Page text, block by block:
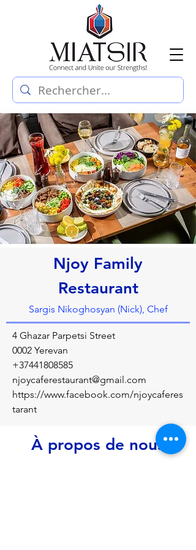
Njoy Family
Restaurant
Sargis Nikoghosyan (Nick), Chef
4 Ghazar Parpetsi Street
0002 Yerevan
+37441808585
njoycaferestaurant@gmail.com
https://www.facebook.com/njoycaferes
tarant
À propos de nous